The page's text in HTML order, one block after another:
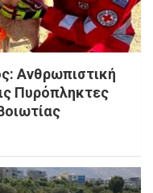
Ανθρωπιστική
Πυρόπληκτες